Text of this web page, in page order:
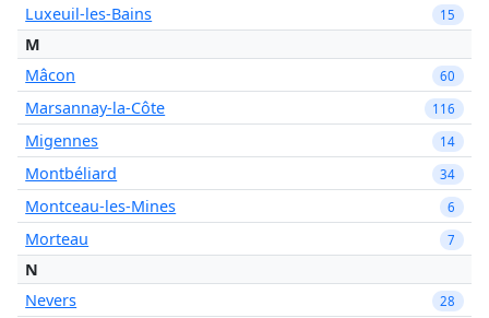
Luxeuil-les-Bains 15
M
Mâcon
60
Marsannay-la-Côte 116
Migennes 14
Montbéliard 34
Montceau-les-Mines 6
Morteau 7
N
Nevers
28